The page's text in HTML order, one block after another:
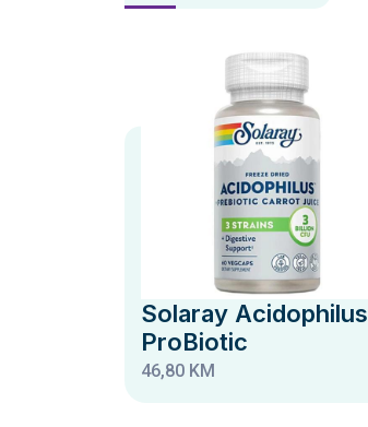
Solaray Acidophilus
ProBiotic
46,80 KM